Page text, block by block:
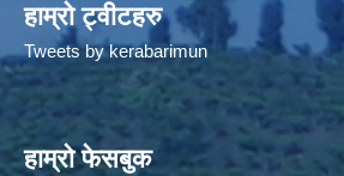
हाम्रो ट्वीटहरु
Tweets by kerabarimun
हाम्रो फेसबुक